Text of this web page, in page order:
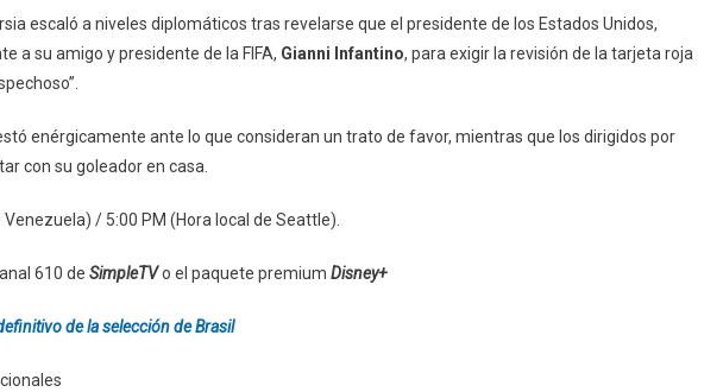
escaló a niveles diplomáticos tras revelarse que el presidente de los Estados Unidos,
a su amigo y presidente de la FIFA, Gianni Infantino, para exigir la revisión de la tarjeta roja
enérgicamente ante lo que consideran un trato de favor, mientras que los dirigidos por
con su goleador en casa.
Venezuela) / 5:00 PM (Hora local de Seattle).
610 de SimpleTVo el paquete premium Disney+
de la selección de Brasil